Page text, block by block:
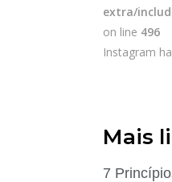
extra/
on line 496
Instagram
Mais
7